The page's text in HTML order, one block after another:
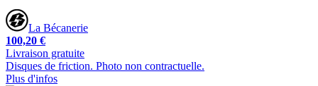
La Bécanerie
100,20 €
Livraison gratuite
Disques de friction. Photo non contractuelle.
Plus d'infos